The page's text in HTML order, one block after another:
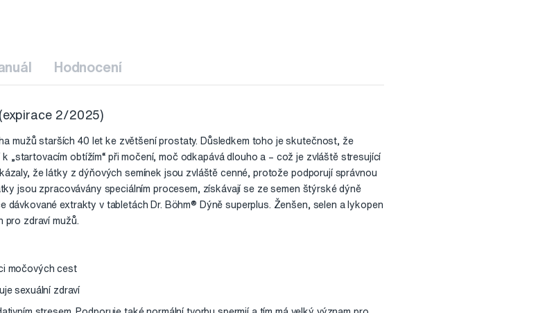
Hodnocení
2/2025)
mužů starších 40 let ke zvětšení prostaty. Důsledkem toho je skutečnost, že
„startovacím obtížím“ při močení, moč odkapává dlouho a – což je zvláště stresující
že látky z dýňových semínek jsou zvláště cenné, protože podporují správnou
jsou zpracovávány speciálním procesem, získávají se ze semen štýrské dýně
dávkované extrakty v tabletách Dr. Böhm® Dýně superplus. Ženšen, selen a lykopen
pro zdraví mužů.
močových cest
sexuální zdraví